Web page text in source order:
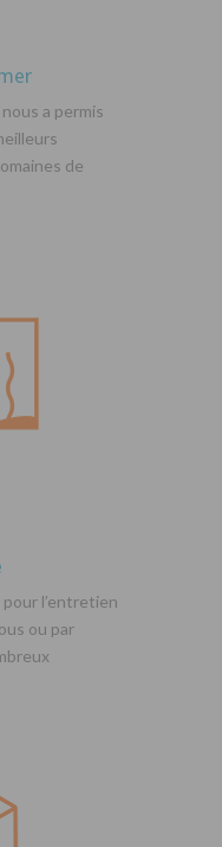
a permis
de
l’entretien
ou par